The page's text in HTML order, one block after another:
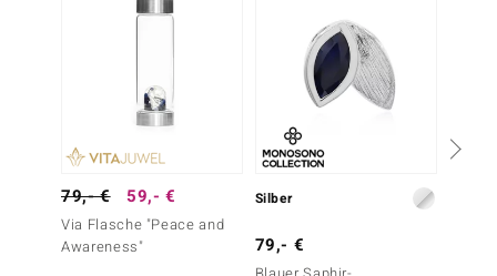
79,- € 59,- €
Via Flasche "Peace and
Awareness"
Silber
79,- €